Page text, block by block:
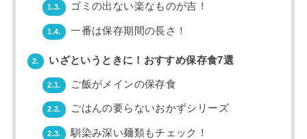
1.3. ゴミの出ない楽なものが吉！
1.4. 一番は保存期間の長さ！
2. いざというときに！おすすめ保存食7選
2.1. ご飯がメインの保存食
2.2. ごはんの要らないおかずシリーズ
2.3. 馴染み深い麺類もチェック！